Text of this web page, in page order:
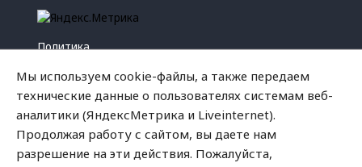
Политика
Мы используем cookie-файлы, а также передаем
технические данные о пользователях системам веб-
аналитики (ЯндексМетрика и Liveinternet).
Продолжая работу с сайтом, вы даете нам
разрешение на эти действия. Пожалуйста,